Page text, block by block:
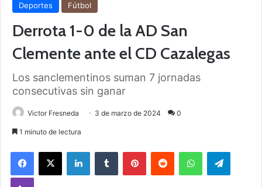
Deportes Fútbol
Derrota 1-0 de la AD San
Clemente ante el CD Cazalegas
Los sanclementinos suman 7 jornadas
consecutivas sin ganar
Victor Fresneda 3 de marzo de 2024 0
1 minuto de lectura